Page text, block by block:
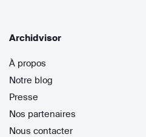
Archidvisor
À propos
Notre blog
Presse
Nos partenaires
Nous contacter